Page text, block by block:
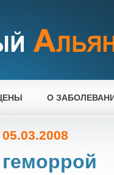
О
05.03.2008
геморрой